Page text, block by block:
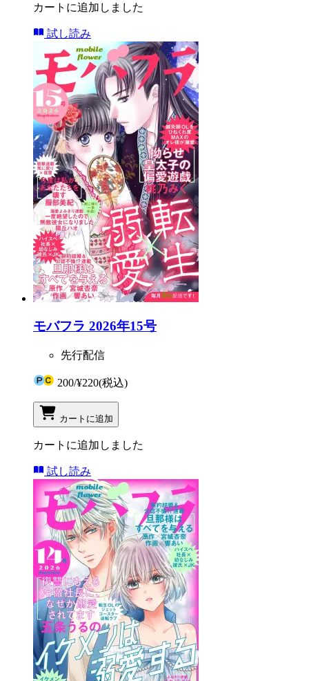
カートに追加しました
試し読み
モバフラ 2026年15号
先行配信
200/¥220(税込)
カートに追加
カートに追加しました
試し読み